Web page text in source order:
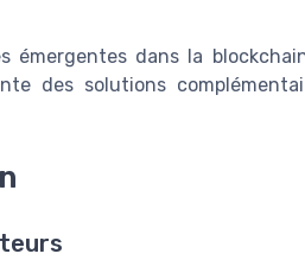
émergentes dans la
des solutions